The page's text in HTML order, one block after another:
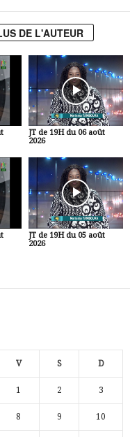
DE L'AUTEUR
JT de 19H du 06 août
2026
JT de 19H du 05 août
2026
V S D
1 2 3
8 9 10